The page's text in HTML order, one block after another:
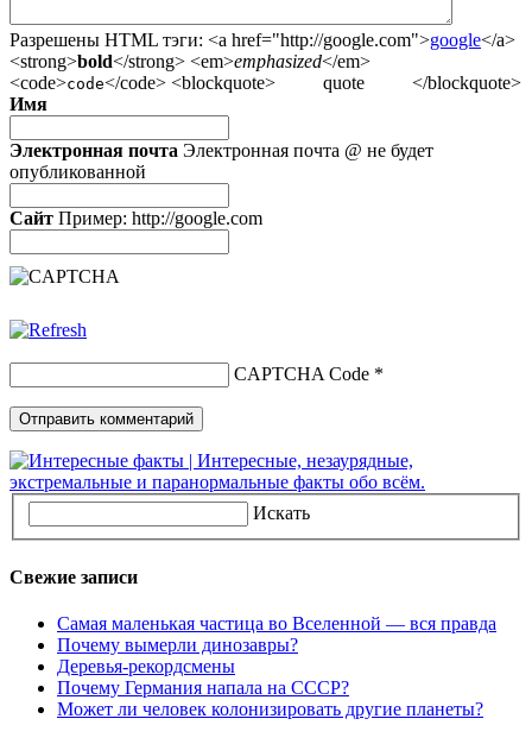
Разрешены HTML тэги: <a href="http://google.com">google</a>
<strong>bold</strong> <em>emphasized</em>
<code>code</code> <blockquote> quote
</blockquote>
Имя
Электронная почта Электронная почта @ не будет
опубликованной
Сайт Пример: http://google.com
CAPTCHA Code *
Искать
Свежие записи
Самая маленькая частица во Вселенной — вся правда
Почему вымерли динозавры?
Деревья-рекордсмены
Почему Германия напала на СССР?
Может ли человек колонизировать другие планеты?